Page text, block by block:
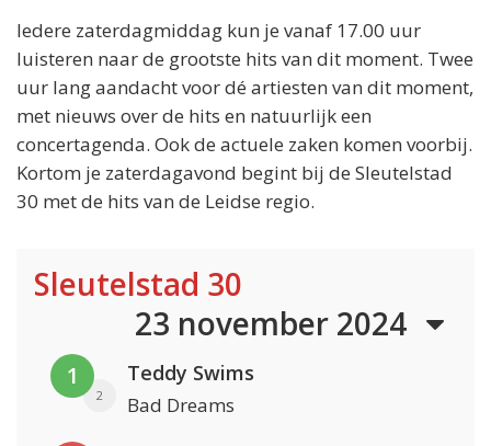
Iedere zaterdagmiddag kun je vanaf 17.00 uur
luisteren naar de grootste hits van dit moment. Twee
uur lang aandacht voor dé artiesten van dit moment,
met nieuws over de hits en natuurlijk een
concertagenda. Ook de actuele zaken komen voorbij.
Kortom je zaterdagavond begint bij de Sleutelstad
30 met de hits van de Leidse regio.
Sleutelstad 30
23 november 2024
1
2
Teddy Swims
Bad Dreams